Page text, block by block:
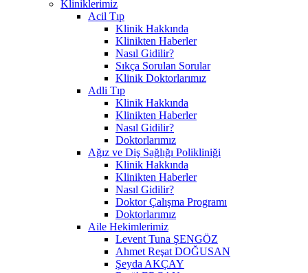
Kliniklerimiz
Acil Tıp
Klinik Hakkında
Klinikten Haberler
Nasıl Gidilir?
Sıkça Sorulan Sorular
Klinik Doktorlarımız
Adli Tıp
Klinik Hakkında
Klinikten Haberler
Nasıl Gidilir?
Doktorlarımız
Ağız ve Diş Sağlığı Polikliniği
Klinik Hakkında
Klinikten Haberler
Nasıl Gidilir?
Doktor Çalışma Programı
Doktorlarımız
Aile Hekimlerimiz
Levent Tuna ŞENGÖZ
Ahmet Reşat DOĞUSAN
Şeyda AKÇAY